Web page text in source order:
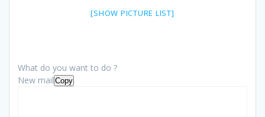
[SHOW PICTURE LIST]
What do you want to do ?
New mail Copy